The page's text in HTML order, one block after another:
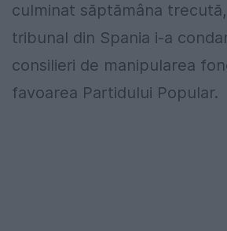
culminat săptămâna
tribunal din Spania i-a
consilieri de manipularea
favoarea Partidului Popular.